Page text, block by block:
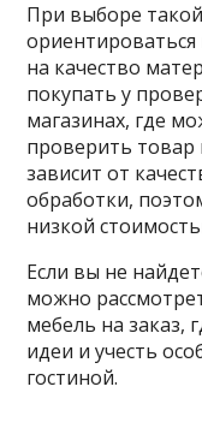
При выборе
на качество
покупать у
магазинах, где
проверить товар
зависит от
обработки,
низкой
Если вы не
можно
мебель на заказ,
идеи и учесть
гостиной.